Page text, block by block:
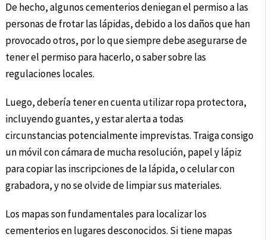
De hecho, algunos cementerios deniegan el permiso a las
personas de frotar las lápidas, debido a los daños que han
provocado otros, por lo que siempre debe asegurarse de
tener el permiso para hacerlo, o saber sobre las
regulaciones locales.
Luego, debería tener en cuenta utilizar ropa protectora,
incluyendo guantes, y estar alerta a todas
circunstancias potencialmente imprevistas. Traiga consigo
un móvil con cámara de mucha resolución, papel y lápiz
para copiar las inscripciones de la lápida, o celular con
grabadora, y no se olvide de limpiar sus materiales.
Los mapas son fundamentales para localizar los
cementerios en lugares desconocidos. Si tiene mapas